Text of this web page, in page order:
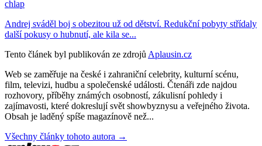
chlap
Andrej sváděl boj s obezitou už od dětství. Redukční pobyty střídaly
další pokusy o hubnutí, ale kila se...
Tento článek byl publikován ze zdrojů Aplausin.cz
Web se zaměřuje na české i zahraniční celebrity, kulturní scénu,
film, televizi, hudbu a společenské události. Čtenáři zde najdou
rozhovory, příběhy známých osobností, zákulisní pohledy i
zajímavosti, které dokreslují svět showbyznysu a veřejného života.
Obsah je laděný spíše magazínově než...
Všechny články tohoto autora →